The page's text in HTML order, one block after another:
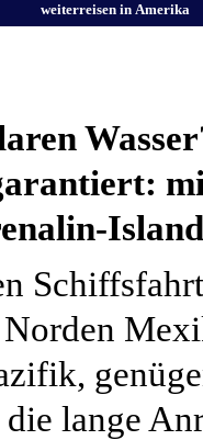
weiterreisen in Amerika
lange